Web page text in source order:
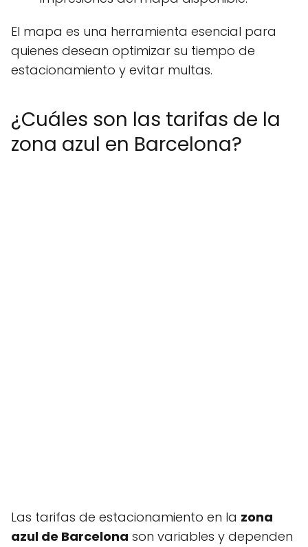
El mapa es una herramienta esencial para
quienes desean optimizar su tiempo de
estacionamiento y evitar multas.
¿Cuáles son las tarifas de la
zona azul en Barcelona?
Las tarifas de estacionamiento en la zona
azul de Barcelona son variables y dependen